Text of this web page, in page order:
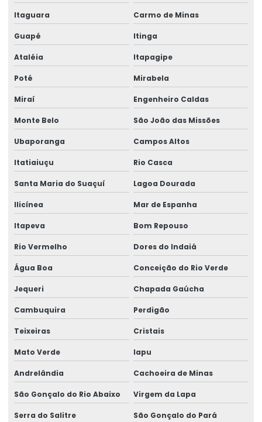
Itaguara Carmo de Minas
Guapé Itinga
Ataléia Itapagipe
Poté Mirabela
Miraí Engenheiro Caldas
Monte Belo São João das Missões
Ubaporanga Campos Altos
Itatiaiuçu Rio Casca
Santa Maria do Suaçuí Lagoa Dourada
Ilicínea Mar de Espanha
Itapeva Bom Repouso
Rio Vermelho Dores do Indaiá
Água Boa Conceição do Rio Verde
Jequeri Chapada Gaúcha
Cambuquira Perdigão
Teixeiras Cristais
Mato Verde Iapu
Andrelândia Cachoeira de Minas
São Gonçalo do Rio Abaixo Virgem da Lapa
Serra do Salitre São Gonçalo do Pará